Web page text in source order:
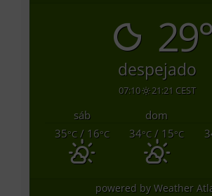
despejado
07:10 21:21 CEST
sáb dom
35°C/ 16°C 34°C / 15°C
powered byWeather